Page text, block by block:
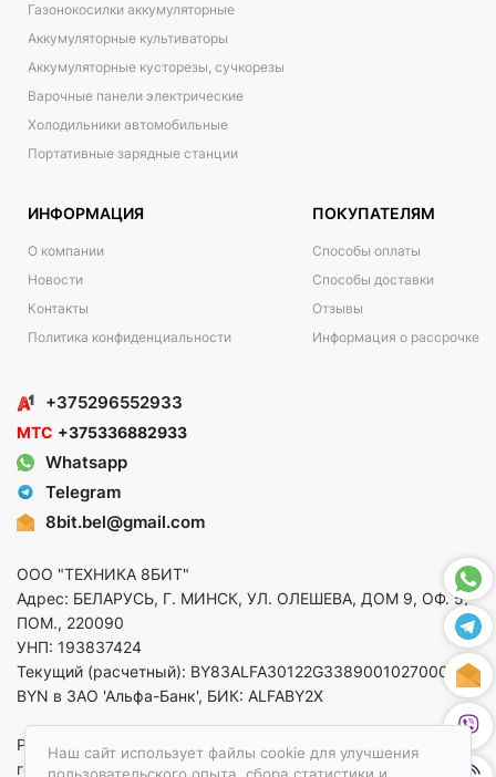
Наш сайт использует файлы cookie для улучшения
Газонокосилки аккумуляторные
Аккумуляторные культиваторы
Аккумуляторные кусторезы, сучкорезы
Варочные панели электрические
Холодильники автомобильные
Портативные зарядные станции
ИНФОРМАЦИЯ
О компании
Новости
Контакты
Политика конфиденциальности
ПОКУПАТЕЛЯМ
Способы оплаты
Способы доставки
Отзывы
Информация о рассрочке
+375296552933
МТС +375336882933
Whatsapp
Telegram
8bit.bel@gmail.com
ООО "ТЕХНИКА 8БИТ"
Адрес: БЕЛАРУСЬ, Г. МИНСК, УЛ. ОЛЕШЕВА, ДОМ 9, ОФ. 5,
ПОМ., 220090
УНП: 193837424
Текущий (расчетный): BY83ALFA30122G33890010270000 в
BYN в ЗАО 'Альфа-Банк', БИК: ALFABY2X
Регистрация в торговом реестре от 14.08.2025 Минский
горисполком